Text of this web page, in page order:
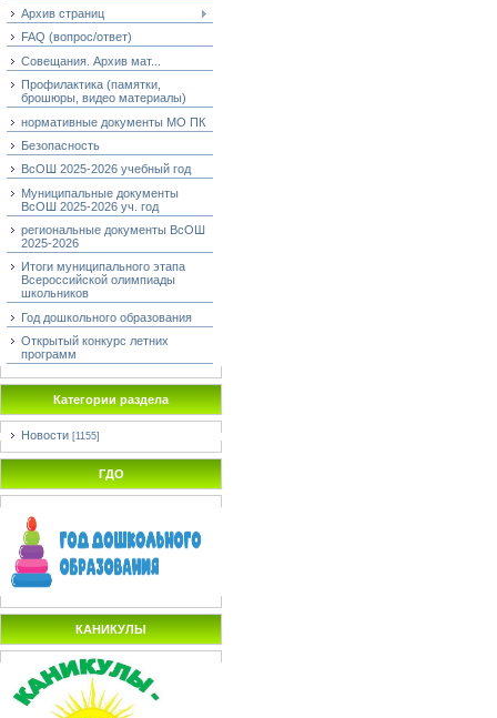
Архив страниц
FAQ (вопрос/ответ)
Совещания. Архив мат...
Профилактика (памятки,
брошюры, видео материалы)
нормативные документы МО ПК
Безопасность
ВсОШ 2025-2026 учебный год
Муниципальные документы
ВсОШ 2025-2026 уч. год
региональные документы ВсОШ
2025-2026
Итоги муниципального этапа
Всероссийской олимпиады
школьников
Год дошкольного образования
Открытый конкурс летних
программ
Категории раздела
Новости [1155]
ГДО
КАНИКУЛЫ